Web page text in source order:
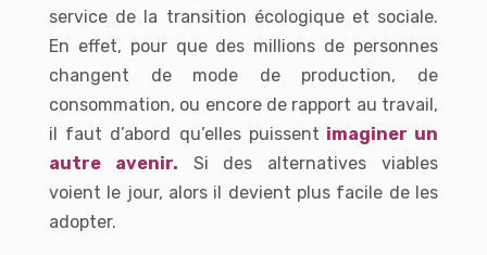
service de la transition écologique et sociale.
En effet, pour que des millions de personnes
changent de mode de production, de
consommation, ou encore de rapport au travail,
il faut d’abord qu’elles puissent imaginer un
autre avenir. Si des alternatives viables
voient le jour, alors il devient plus facile de les
adopter.